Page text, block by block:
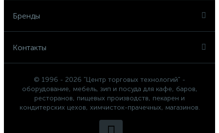
Бренды
Контакты
© 1996 - 2026 "Центр торговых технологий" -
оборудование, мебель, зип и посуда для кафе, баров,
ресторанов, пищевых производств, пекарен и
кондитерских цехов, химчисток-прачечных, магазинов.